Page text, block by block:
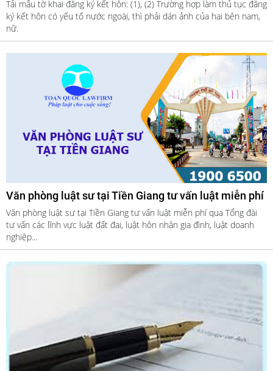
Tải mẫu tờ khai đăng ký kết hôn: (1), (2) Trường hợp làm thủ tục đăng
ký kết hôn có yếu tố nước ngoài, thì phải dán ảnh của hai bên nam,
nữ.
Văn phòng luật sư tại Tiền Giang tư vấn luật miễn phí
Văn phòng luật sư tại Tiền Giang tư vấn luật miễn phí qua Tổng đài
tư vấn các lĩnh vực luật đất đai, luật hôn nhân gia đình, luật doanh
nghiệp...